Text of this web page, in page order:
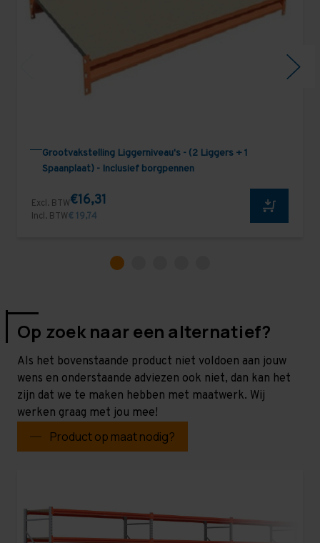
Grootvakstelling Liggerniveau's - (2 Liggers + 1
Spaanplaat) - Inclusief borgpennen
Excl. BTW€16,31
Incl. BTW€ 19,74
Op zoek naar een alternatief?
Als het bovenstaande product niet voldoen aan jouw
wens en onderstaande adviezen ook niet, dan kan het
zijn dat we te maken hebben met maatwerk. Wij
werken graag met jou mee!
Product op maat nodig?